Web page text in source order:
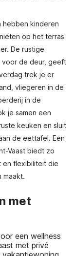
hebben kinderen
op het terras
De rustige
voor de deur, geeft
trek je er
vliegeren in de
in de
je samen een
keuken en sluit
de eettafel. Een
Vaast biedt zo
en flexibiliteit die
maakt.
met
een wellness
met privé